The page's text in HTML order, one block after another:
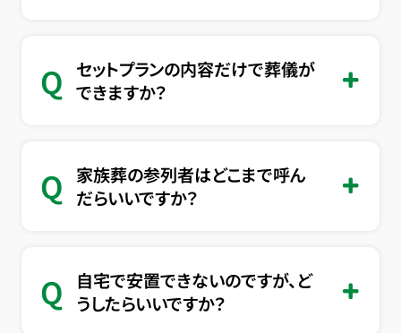
Q
セットプランの内容だけで葬儀が
できますか？
Q
家族葬の参列者はどこまで呼ん
だらいいですか？
Q
自宅で安置できないのですが、ど
うしたらいいですか？